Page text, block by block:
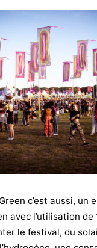
c’est aussi, un
avec l’utilisation de
le festival, du